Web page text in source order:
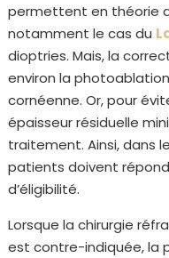
permettent en théorie
notamment le cas du
dioptries. Mais, la
environ la
cornéenne. Or, pour
épaisseur résiduelle
traitement. Ainsi, dans
patients doivent
d’éligibilité.
Lorsque la chirurgie
est contre-indiquée, la